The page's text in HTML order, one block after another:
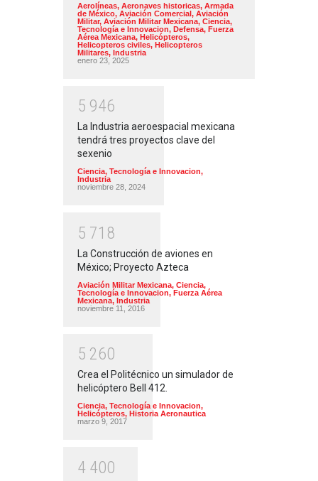
Aerolíneas, Aeronaves historicas, Armada
de México, Aviación Comercial, Aviación
Militar, Aviación Militar Mexicana, Ciencia,
Tecnología e Innovacion, Defensa, Fuerza
Aérea Mexicana, Helicópteros,
Helicopteros civiles, Helicopteros
Militares, Industria
enero 23, 2025
5 946
La Industria aeroespacial mexicana
tendrá tres proyectos clave del
sexenio
Ciencia, Tecnología e Innovacion,
Industria
noviembre 28, 2024
5 71 8
La Construcción de aviones en
México; Proyecto Azteca
Aviación Militar Mexicana, Ciencia,
Tecnología e Innovacion, Fuerza Aérea
Mexicana, Industria
noviembre 11, 2016
5 260
Crea el Politécnico un simulador de
helicóptero Bell 412.
Ciencia, Tecnología e Innovacion,
Helicópteros, Historia Aeronautica
marzo 9, 2017
4 400